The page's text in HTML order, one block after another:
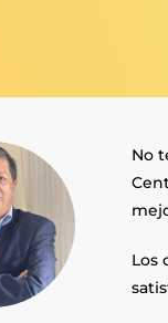
No
Los